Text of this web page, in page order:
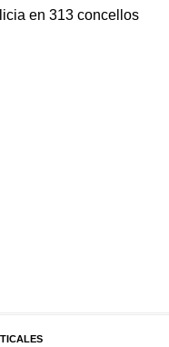
en 313 concellos